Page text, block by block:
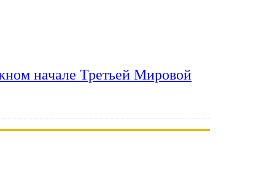
начале Третьей Мировой